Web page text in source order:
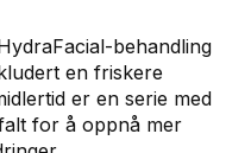
behandling
en friskere
er en serie med
for å oppnå mer